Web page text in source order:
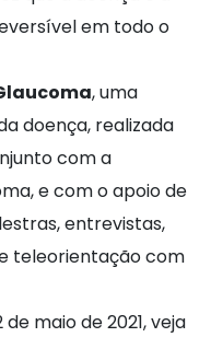
em todo o
, uma
doença, realizada
com a
e com o apoio de
entrevistas,
teleorientação com
maio de 2021, veja